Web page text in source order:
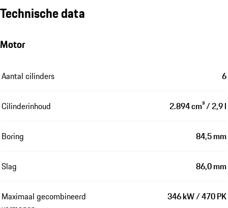
Technische data
Motor
Aantal cilinders 6
Cilinderinhoud 2.894 cm³ / 2,9 l
Boring 84,5 mm
Slag 86,0 mm
Maximaal gecombineerd
346 kW / 470 PK